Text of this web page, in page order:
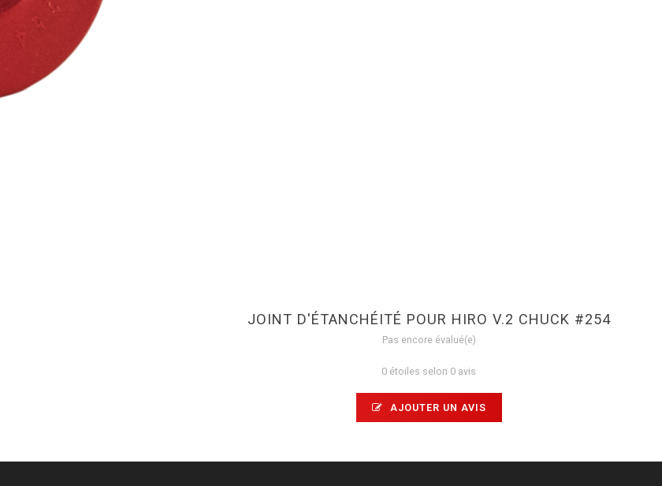
JOINT D'ÉTANCHÉITÉ POUR HIRO V.2 CHUCK #254
Pas encore évalué(e)
0 étoiles selon 0 avis
AJOUTER UN AVIS